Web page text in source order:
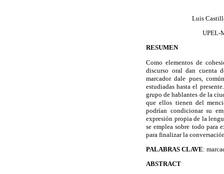
Luis
UPEL-
RESUMEN
Como elementos de
discurso oral dan cuenta
marcador dale pues,
estudiadas hasta el
grupo de hablantes de la
que ellos tienen del
podrían condicionar su
expresión propia de la
se emplea sobre todo para
para finalizar la
PALABRAS CLAVE:
ABSTRACT